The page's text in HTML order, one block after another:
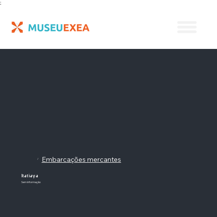
;
/ Embarcações mercantes
Itatiaya
Sem informação